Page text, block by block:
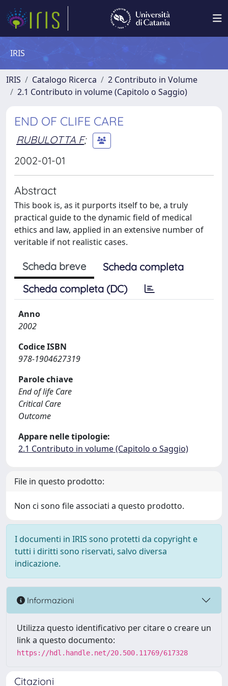
IRIS
IRIS Catalogo Ricerca
2 Contributo in Volume
2.1 Contributo in volume (Capitolo o Saggio)
END OF CLIFE CARE
RUBULOTTA F;
2002-01-01
Abstract
This book is, as it purports itself to be, a truly
practical guide to the dynamic field of medical
ethics and law, applied in an extensive number of
veritable if not realistic cases.
Scheda breve
Scheda completa
Scheda completa (DC)
Anno
2002
Codice ISBN
978-1904627319
Parole chiave
End of life Care
Critical Care
Outcome
Appare nelle tipologie:
2.1 Contributo in volume (Capitolo o Saggio)
File in questo prodotto:
Non ci sono file associati a questo prodotto.
I documenti in IRIS sono protetti da copyright e
tutti i diritti sono riservati, salvo diversa
indicazione.
Informazioni
Utilizza questo identificativo per citare o creare un
link a questo documento:
https://hdl.handle.net/20.500.11769/617328
Citazioni